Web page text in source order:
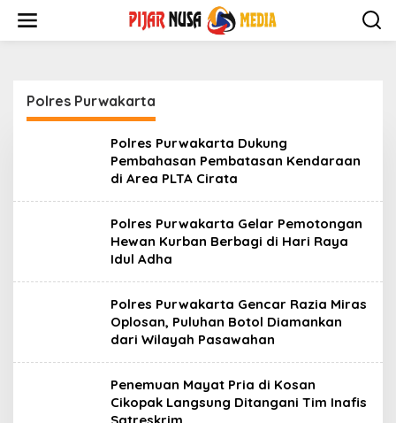
content
Polres Purwakarta
Polres Purwakarta Dukung
Pembahasan Pembatasan Kendaraan
di Area PLTA Cirata
Polres Purwakarta Gelar Pemotongan
Hewan Kurban Berbagi di Hari Raya
Idul Adha
Polres Purwakarta Gencar Razia Miras
Oplosan, Puluhan Botol Diamankan
dari Wilayah Pasawahan
Penemuan Mayat Pria di Kosan
Cikopak Langsung Ditangani Tim Inafis